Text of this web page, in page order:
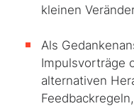
kleinen
Als
Impulsvorträge
alternativen